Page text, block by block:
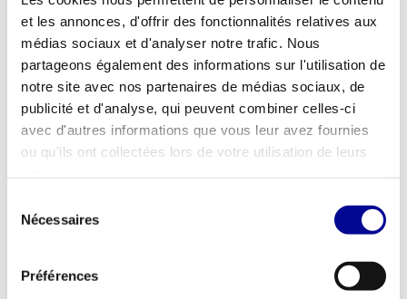
et les annonces, d'offrir des fonctionnalités relatives aux
médias sociaux et d'analyser notre trafic. Nous
partageons également des informations sur l'utilisation de
notre site avec nos partenaires de médias sociaux, de
publicité et d'analyse, qui peuvent combiner celles-ci
avec d'autres informations que vous leur avez fournies
ou qu'ils ont collectées lors de votre utilisation de leurs
Nécessaires
Préférences
professionnels ? Alors consultez nos projets récents
vous inspirer.
Que vous ouvriez une salle de sport complète, réalisiez un
espace de fitness d'entreprise ou souhaitiez construire votre salle
de sport idéale à domicile : nous veillons à ce que tout soit parfait.
Prêt à aménager votre salle de sport de manière professionnelle
? Contactez-nous dès aujourd'hui via le formulaire de contact.
Envoyer un e-mail